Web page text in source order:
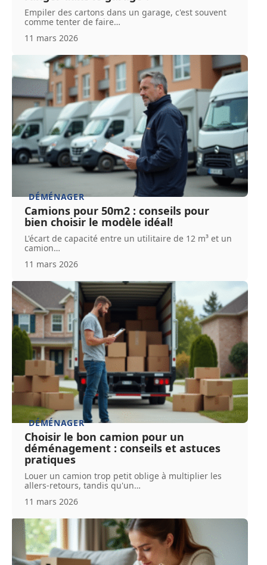
Empiler des cartons dans un garage, c'est souvent
comme tenter de faire…
11 mars 2026
DÉMÉNAGER
Camions pour 50m2 : conseils pour
bien choisir le modèle idéal!
L'écart de capacité entre un utilitaire de 12 m³ et un
camion…
11 mars 2026
DÉMÉNAGER
Choisir le bon camion pour un
déménagement : conseils et astuces
pratiques
Louer un camion trop petit oblige à multiplier les
allers-retours, tandis qu'un…
11 mars 2026